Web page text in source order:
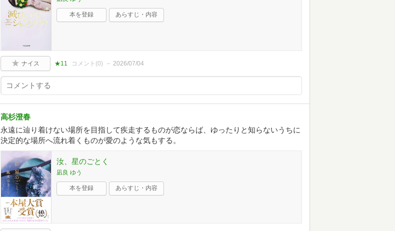
本を登録 あらすじ・内容
ナイス ★11 コメント(0) 2026/07/04
高杉澄春
永遠に辿り着けない場所を目指して疾走するものが恋ならば、ゆったりと知らないうちに
決定的な場所へ流れ着くものが愛のような気もする。
汝、星のごとく
凪良 ゆう
本を登録 あらすじ・内容